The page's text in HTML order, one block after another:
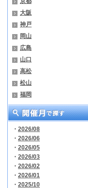
大阪
神戸
岡山
広島
山口
高松
松山
福岡
・ 2026/08
・ 2026/06
・ 2026/05
・ 2026/03
・ 2026/02
・ 2026/01
・ 2025/10